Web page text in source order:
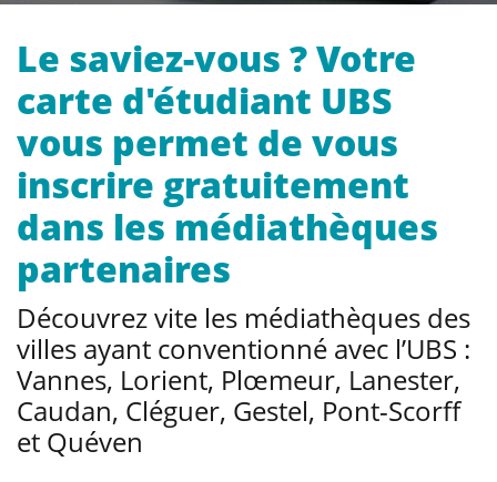
Le saviez-vous ? Votre
carte d'étudiant UBS
vous permet de vous
inscrire gratuitement
dans les médiathèques
partenaires
Découvrez vite les médiathèques des
villes ayant conventionné avec l’UBS :
Vannes, Lorient, Plœmeur, Lanester,
Caudan, Cléguer, Gestel, Pont-Scorff
et Quéven